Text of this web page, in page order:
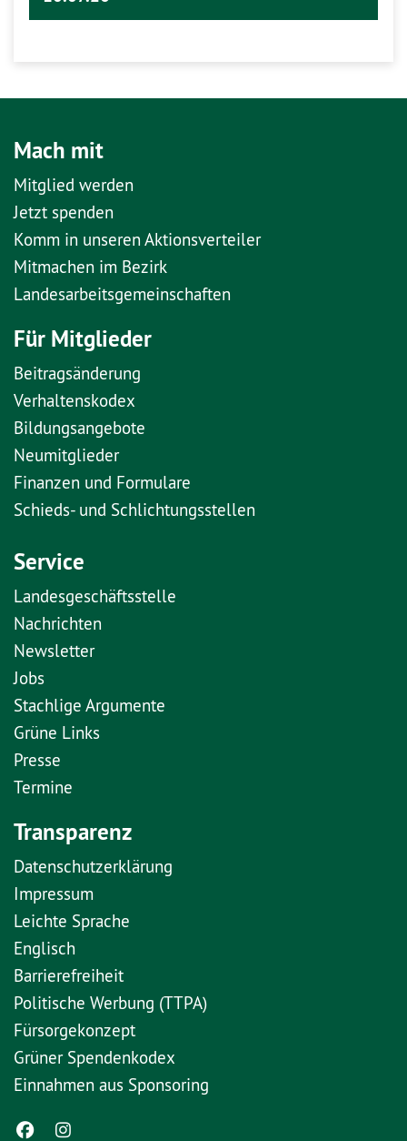
Mach mit
Mitglied werden
Jetzt spenden
Komm in unseren Aktionsverteiler
Mitmachen im Bezirk
Landesarbeitsgemeinschaften
Für Mitglieder
Beitragsänderung
Verhaltenskodex
Bildungsangebote
Neumitglieder
Finanzen und Formulare
Schieds- und Schlichtungsstellen
Service
Landesgeschäftsstelle
Nachrichten
Newsletter
Jobs
Stachlige Argumente
Grüne Links
Presse
Termine
Transparenz
Datenschutzerklärung
Impressum
Leichte Sprache
Englisch
Barrierefreiheit
Politische Werbung (TTPA)
Fürsorgekonzept
Grüner Spendenkodex
Einnahmen aus Sponsoring